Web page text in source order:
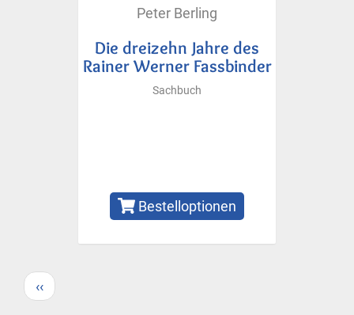
Peter Berling
Die dreizehn Jahre des
Rainer Werner Fassbinder
Sachbuch
Bestelloptionen
Seitennummerierung
Vorherige
Seite
‹‹